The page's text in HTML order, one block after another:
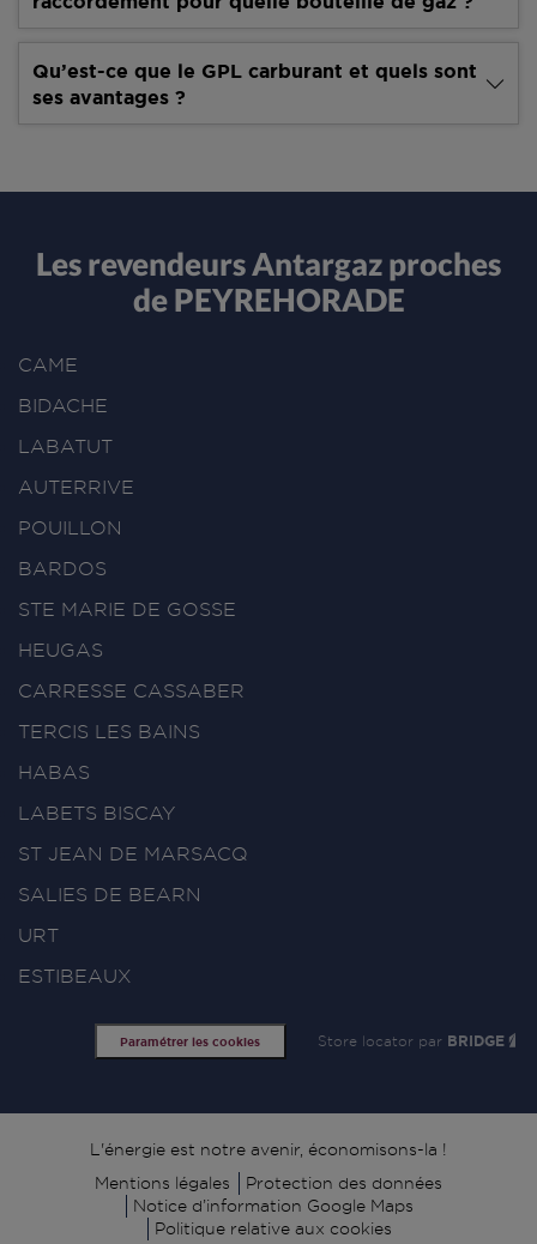
Qu’est-ce que le GPL carburant et quels sont
ses avantages ?
Les revendeurs Antargaz proches
de PEYREHORADE
CAME
BIDACHE
LABATUT
AUTERRIVE
POUILLON
BARDOS
STE MARIE DE GOSSE
HEUGAS
CARRESSE CASSABER
TERCIS LES BAINS
HABAS
LABETS BISCAY
ST JEAN DE MARSACQ
SALIES DE BEARN
URT
ESTIBEAUX
Paramétrer les cookies Store locator par BRIDGE
Signature
L'énergie est notre avenir, économisons-la !
Mentions légales
Protection des données
Notice d’information Google Maps
Politique relative aux cookies